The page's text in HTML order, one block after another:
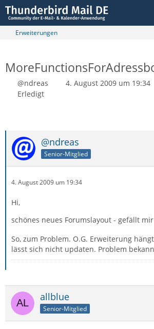
Erweiterungen
@ndreas 4. August 2009 um 19:34
Erledigt
@ndreas
Senior-Mitglied
4. August 2009 um 19:34
Hi,
schönes neues Forumslayout - gefällt mir
So, zum Problem. O.G. Erweiterung
lässt sich nicht updaten. Problem
allblue
Senior-Mitglied